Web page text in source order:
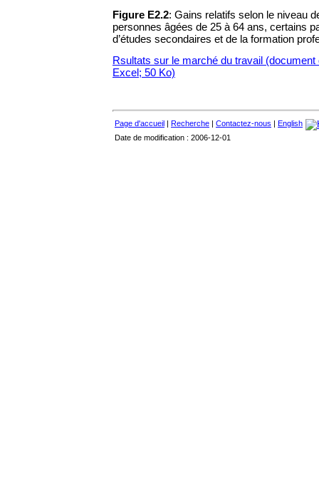
Figure E2.2: Gains relatifs selon le niveau
personnes âgées de 25 à 64 ans, certains
d’études secondaires et de la formation
Rsultats sur le marché du travail
Excel; 50 Ko)
Page d'accueil | Recherche | Contactez-nous | English
Date de modification : 2006-12-01